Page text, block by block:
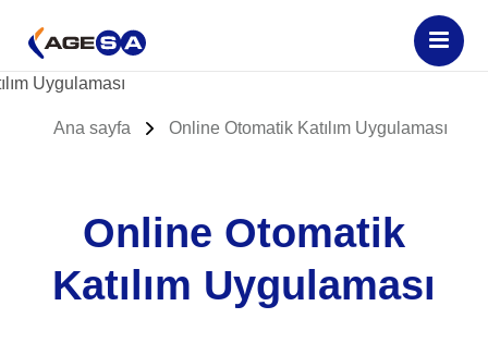
Ana sayfa Online Otomatik Katılım Uygulaması
Online Otomatik
Katılım Uygulaması